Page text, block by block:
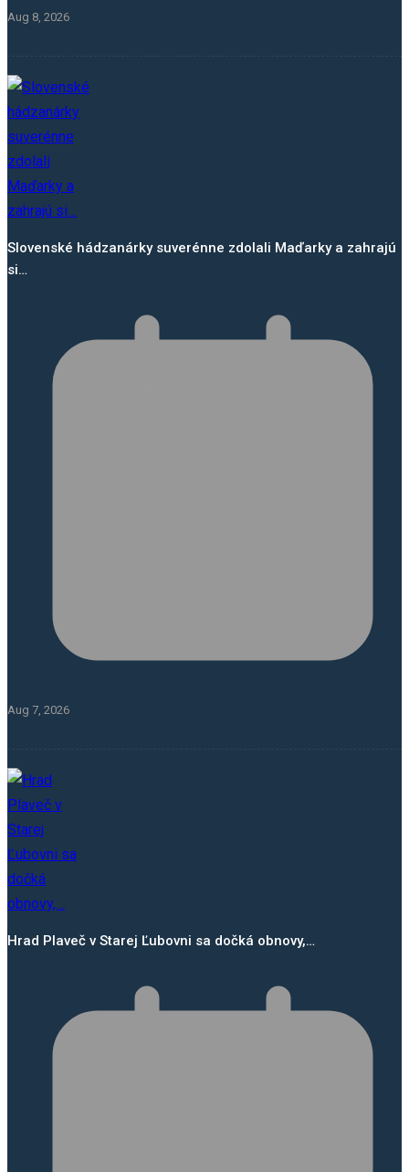
Aug 8, 2026
Slovenské hádzanárky suverénne zdolali Maďarky a zahrajú
si…
Aug 7, 2026
Hrad Plaveč v Starej Ľubovni sa dočká obnovy,…